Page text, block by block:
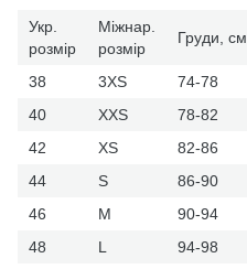
Укр.
розмір
Міжнар.
розмір
Груди, см
38 3XS 74-78
40
XXS 78-82
42
XS 82-86
44
S 86-90
46
M 90-94
48
L 94-98